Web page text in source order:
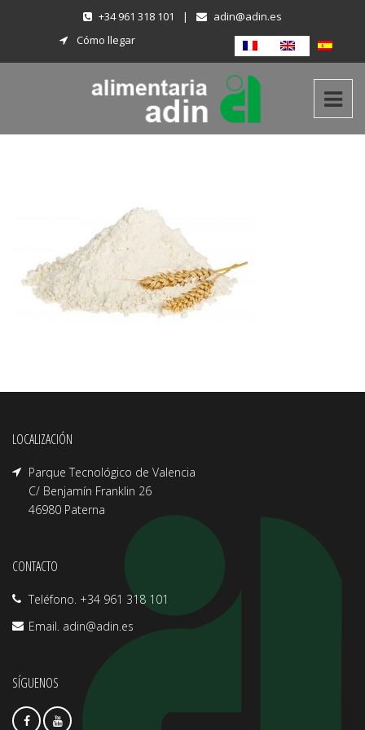
+34 961 318 101 |
adin@adin.es
Cómo llegar
LOCALIZACIÓN
Parque Tecnológico de Valencia
C/ Benjamín Franklin 26
46980 Paterna
CONTACTO
Teléfono. +34 961 318 101
Email. adin@adin.es
SÍGUENOS